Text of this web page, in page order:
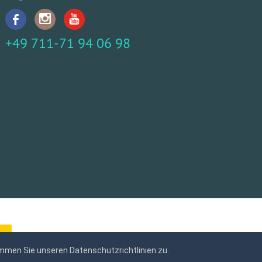
+49 711-71 94 06 98
Sie unseren Datenschutzrichtlinien zu.